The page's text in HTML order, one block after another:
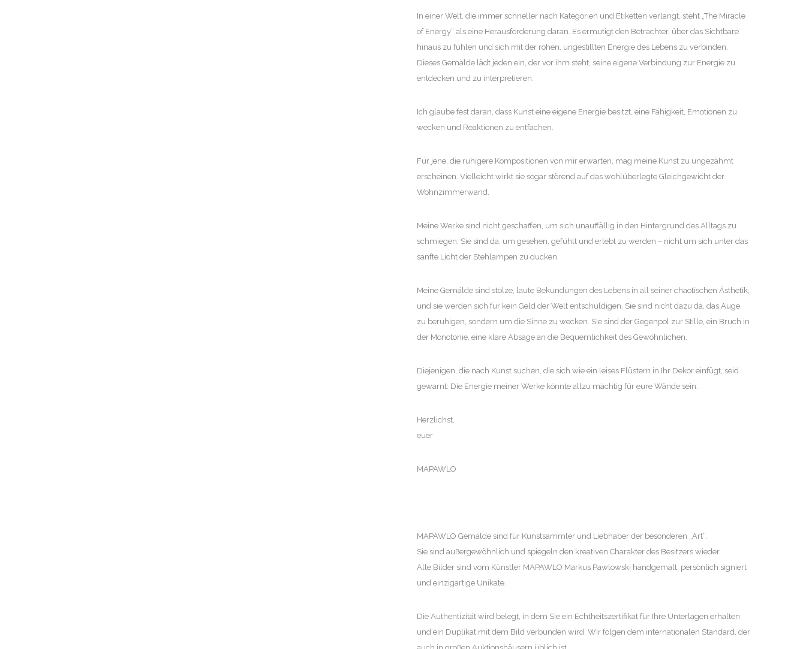
In einer Welt, die immer schneller nach Kategorien und Etiketten verlangt, steht „The Miracle
of Energy“ als eine Herausforderung daran. Es ermutigt den Betrachter, über das Sichtbare
hinaus zu fühlen und sich mit der rohen, ungestillten Energie des Lebens zu verbinden.
Dieses Gemälde lädt jeden ein, der vor ihm steht, seine eigene Verbindung zur Energie zu
entdecken und zu interpretieren.
Ich glaube fest daran, dass Kunst eine eigene Energie besitzt, eine Fähigkeit, Emotionen zu
wecken und Reaktionen zu entfachen.
Für jene, die ruhigere Kompositionen von mir erwarten, mag meine Kunst zu ungezähmt
erscheinen. Vielleicht wirkt sie sogar störend auf das wohlüberlegte Gleichgewicht der
Wohnzimmerwand.
Meine Werke sind nicht geschaffen, um sich unauffällig in den Hintergrund des Alltags zu
schmiegen. Sie sind da, um gesehen, gefühlt und erlebt zu werden – nicht um sich unter das
sanfte Licht der Stehlampen zu ducken.
Meine Gemälde sind stolze, laute Bekundungen des Lebens in all seiner chaotischen Ästhetik,
und sie werden sich für kein Geld der Welt entschuldigen. Sie sind nicht dazu da, das Auge
zu beruhigen, sondern um die Sinne zu wecken. Sie sind der Gegenpol zur Stille, ein Bruch in
der Monotonie, eine klare Absage an die Bequemlichkeit des Gewöhnlichen.
Diejenigen, die nach Kunst suchen, die sich wie ein leises Flüstern in Ihr Dekor einfügt, seid
gewarnt: Die Energie meiner Werke könnte allzu mächtig für eure Wände sein.
Herzlichst,
euer
MAPAWLO
MAPAWLO Gemälde sind für Kunstsammler und Liebhaber der besonderen „Art“.
Sie sind außergewöhnlich und spiegeln den kreativen Charakter des Besitzers wieder.
Alle Bilder sind vom Künstler MAPAWLO Markus Pawlowski handgemalt, persönlich signiert
und einzigartige Unikate.
Die Authentizität wird belegt, in dem Sie ein Echtheitszertifikat für Ihre Unterlagen erhalten
und ein Duplikat mit dem Bild verbunden wird. Wir folgen dem internationalen Standard, der